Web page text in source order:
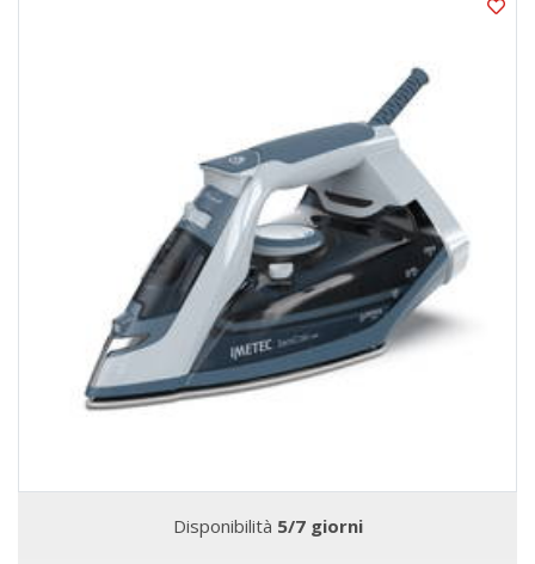
Disponibilità 5/7 giorni